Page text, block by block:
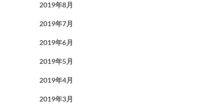
2019年8月
2019年7月
2019年6月
2019年5月
2019年4月
2019年3月